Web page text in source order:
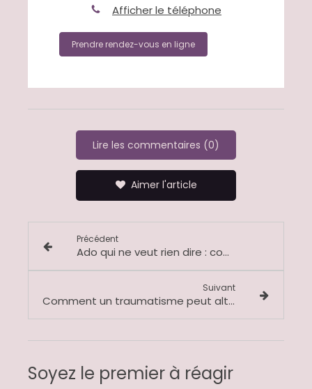
Afficher le téléphone
Prendre rendez-vous en ligne
Lire les commentaires (0)
Aimer l'article
Précédent
Ado qui ne veut rien dire : comment l’accompagner sans le forcer ?
Suivant
Comment un traumatisme peut altérer notre perception du monde : votre Psy à La Roquebrussanne
Soyez le premier à réagir